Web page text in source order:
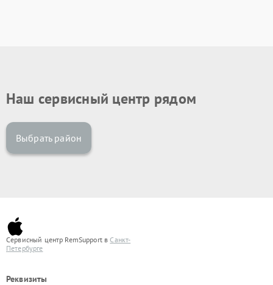
Наш сервисный центр рядом
Выбрать район
Сервисный центр RemSupport вСанкт-
Петербурге
Реквизиты